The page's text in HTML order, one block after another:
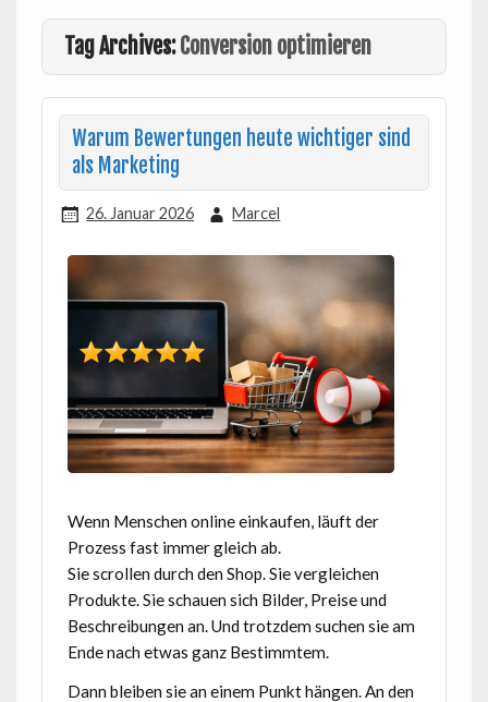
Tag Archives:Conversion optimieren
Warum Bewertungen heute wichtiger sind
als Marketing
26. Januar 2026 Marcel
Wenn Menschen online einkaufen, läuft der
Prozess fast immer gleich ab.
Sie scrollen durch den Shop. Sie vergleichen
Produkte. Sie schauen sich Bilder, Preise und
Beschreibungen an. Und trotzdem suchen sie am
Ende nach etwas ganz Bestimmtem.
Dann bleiben sie an einem Punkt hängen. An den